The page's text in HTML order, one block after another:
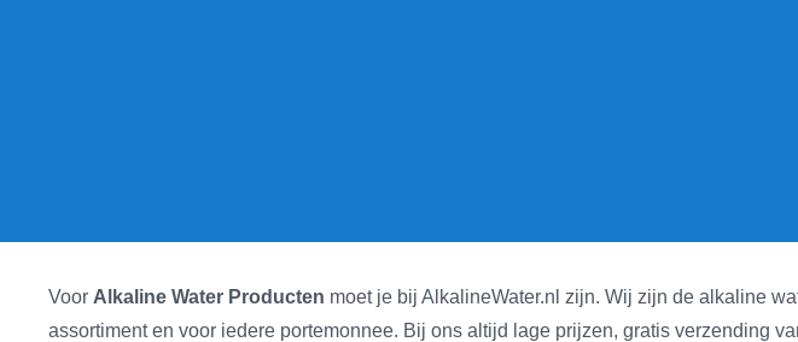
Voor Alkaline Water Producten moet je bij AlkalineWater.nl zijn. Wij zijn de alkaline
assortiment en voor iedere portemonnee. Bij ons altijd lage prijzen, gratis verzending